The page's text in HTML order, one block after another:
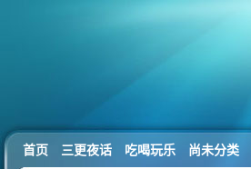
首页 三更夜话 吃喝玩乐 尚未分类